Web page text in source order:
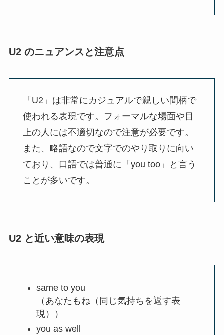
U2 のニュアンスと注意点
「U2」は非常にカジュアルで親しい間柄で
使われる表現です。フォーマルな場面や目
上の人には不適切なので注意が必要です。
また、略語なので文字でのやり取りに向い
ており、口語では普通に「you too」と言う
ことが多いです。
U2 と近い意味の表現
same to you
（あなたもね（同じ気持ちを返す表
現））
you as well